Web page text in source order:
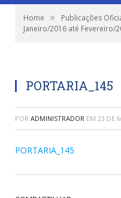
Home » Publicações
Janeiro/2016 até Fevereiro/
PORTARIA_145
POR ADMINISTRADOR EM 23 DE
PORTARIA_145